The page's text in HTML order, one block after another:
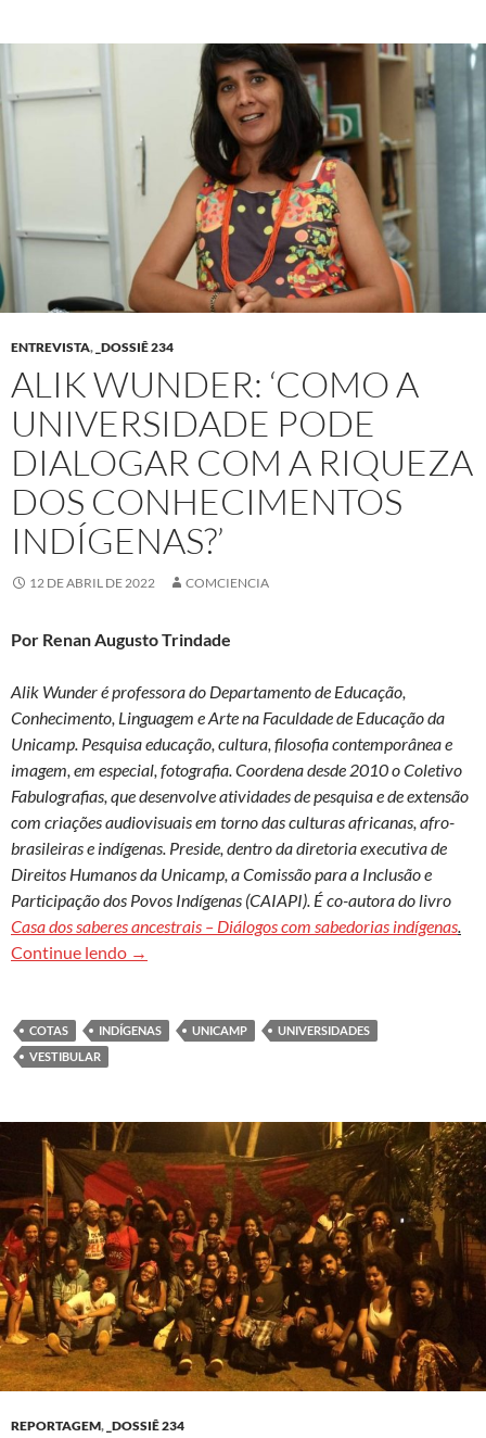
ENTREVISTA, _DOSSIÊ 234
ALIK WUNDER: ‘COMO A
UNIVERSIDADE PODE
DIALOGAR COM A RIQUEZA
DOS CONHECIMENTOS
INDÍGENAS?’
12 DE ABRIL DE 2022 COMCIENCIA
Por Renan Augusto Trindade
Alik Wunder é professora do Departamento de Educação,
Conhecimento, Linguagem e Arte na Faculdade de Educação da
Unicamp. Pesquisa educação, cultura, filosofia contemporânea e
imagem, em especial, fotografia. Coordena desde 2010 o Coletivo
Fabulografias, que desenvolve atividades de pesquisa e de extensão
com criações audiovisuais em torno das culturas africanas, afro-
brasileiras e indígenas. Preside, dentro da diretoria executiva de
Direitos Humanos da Unicamp, a Comissão para a Inclusão e
Participação dos Povos Indígenas (CAIAPI). É co-autora do livro
Casa dos saberes ancestrais – Diálogos com sabedorias indígenas.
Continue lendo Alik Wunder: ‘Como a universidade pode
→
COTAS INDÍGENAS UNICAMP
UNIVERSIDADES
VESTIBULAR
REPORTAGEM, _DOSSIÊ 234